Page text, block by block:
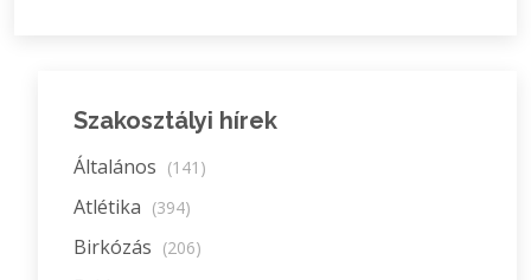
Szakosztályi hírek
Általános (141)
Atlétika (394)
Birkózás (206)